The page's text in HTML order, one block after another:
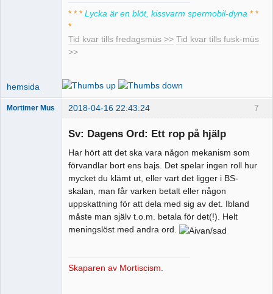
* * * Lycka är en blöt, kissvarm spermobil-dyna * *
*
Tid kvar tills fredagsmüs >> Tid kvar tills fusk-müs
>>
hemsida
7
Mortimer Mus 2018-04-16 22:43:24
Sv: Dagens Ord: Ett rop på hjälp
Har hört att det ska vara någon mekanism som
förvandlar bort ens bajs. Det spelar ingen roll hur
mycket du klämt ut, eller vart det ligger i BS-
skalan, man får varken betalt eller någon
uppskattning för att dela med sig av det. Ibland
måste man själv t.o.m. betala för det(!). Helt
meningslöst med andra ord.
Skaparen av Mortiscism.